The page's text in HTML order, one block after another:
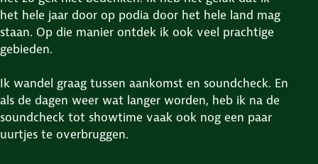
het hele jaar door op podia door het hele land mag
staan. Op die manier ontdek ik ook veel prachtige
gebieden.
Ik wandel graag tussen aankomst en soundcheck. En
als de dagen weer wat langer worden, heb ik na de
soundcheck tot showtime vaak ook nog een paar
uurtjes te overbruggen.